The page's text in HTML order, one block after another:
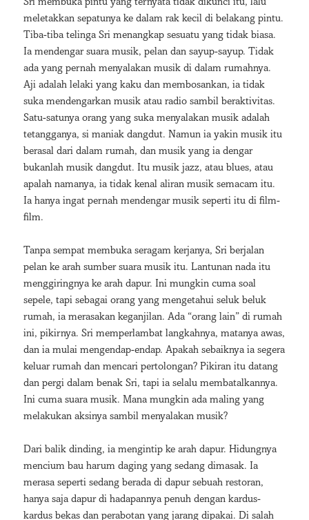
Sri membuka pintu yang ternyata tidak dikunci itu, lalu
meletakkan sepatunya ke dalam rak kecil di belakang pintu.
Tiba-tiba telinga Sri menangkap sesuatu yang tidak biasa.
Ia mendengar suara musik, pelan dan sayup-sayup. Tidak
ada yang pernah menyalakan musik di dalam rumahnya.
Aji adalah lelaki yang kaku dan membosankan, ia tidak
suka mendengarkan musik atau radio sambil beraktivitas.
Satu-satunya orang yang suka menyalakan musik adalah
tetangganya, si maniak dangdut. Namun ia yakin musik itu
berasal dari dalam rumah, dan musik yang ia dengar
bukanlah musik dangdut. Itu musik jazz, atau blues, atau
apalah namanya, ia tidak kenal aliran musik semacam itu.
Ia hanya ingat pernah mendengar musik seperti itu di film-
film.
Tanpa sempat membuka seragam kerjanya, Sri berjalan
pelan ke arah sumber suara musik itu. Lantunan nada itu
menggiringnya ke arah dapur. Ini mungkin cuma soal
sepele, tapi sebagai orang yang mengetahui seluk beluk
rumah, ia merasakan keganjilan. Ada “orang lain” di rumah
ini, pikirnya. Sri memperlambat langkahnya, matanya awas,
dan ia mulai mengendap-endap. Apakah sebaiknya ia segera
keluar rumah dan mencari pertolongan? Pikiran itu datang
dan pergi dalam benak Sri, tapi ia selalu membatalkannya.
Ini cuma suara musik. Mana mungkin ada maling yang
melakukan aksinya sambil menyalakan musik?
Dari balik dinding, ia mengintip ke arah dapur. Hidungnya
mencium bau harum daging yang sedang dimasak. Ia
merasa seperti sedang berada di dapur sebuah restoran,
hanya saja dapur di hadapannya penuh dengan kardus-
kardus bekas dan perabotan yang jarang dipakai. Di salah